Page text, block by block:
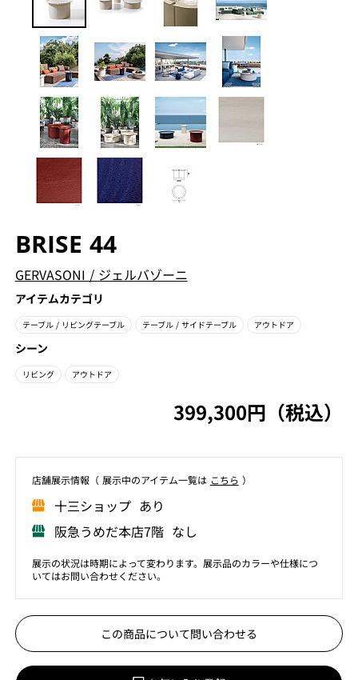
BRISE 44
GERVASONI / ジェルバゾーニ
アイテムカテゴリ
テーブル / リビングテーブル テーブル / サイドテーブル アウトドア
シーン
リビング アウトドア
399,300円（税込）
店舗展⽰情報（ 展⽰中のアイテム⼀覧は こちら ）
⼗三ショップ あり
阪急うめだ本店7階 なし
展示の状況は時期によって変わります。展示品のカラーや仕様につ
いてはお問い合わせください。
この商品について問い合わせる